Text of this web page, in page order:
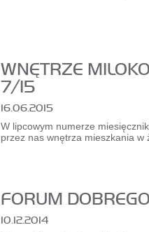
WNĘTRZE
7/15
16.06.2015
W lipcowym numerze
przez nas wnętrza mieszkania w
FORUM
10.12.2014